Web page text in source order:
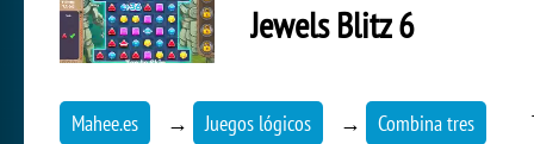
Jewels Blitz 6
Mahee.es → Juegos lógicos → Combina tres